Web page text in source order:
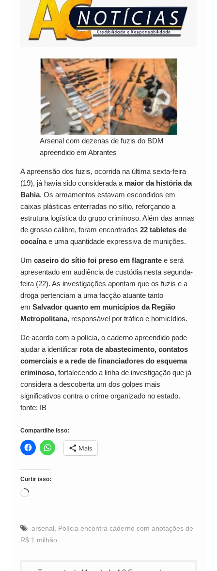
Arsenal com dezenas de fuzis do BDM
apreendido em Abrantes
A apreensão dos fuzis, ocorrida na última sexta-feira
(19), já havia sido considerada a maior da história da
Bahia. Os armamentos estavam escondidos em
caixas plásticas enterradas no sítio, reforçando a
estrutura logística do grupo criminoso. Além das armas
de grosso calibre, foram encontrados 22 tabletes de
cocaínae uma quantidade expressiva de munições.
Um caseiro do sítio foi preso em flagrantee será
apresentado em audiência de custódia nesta segunda-
feira (22). As investigações apontam que os fuzis e a
droga pertenciam a uma facção atuante tanto
em Salvador quanto em municípios da Região
Metropolitana, responsável por tráfico e homicídios.
De acordo com a polícia, o caderno apreendido pode
ajudar a identificar rota de abastecimento, contatos
comerciais e a rede de financiadores do esquema
criminoso, fortalecendo a linha de investigação que já
considera a descoberta um dos golpes mais
significativos contra o crime organizado no estado.
fonte: IB
Compartilhe isso:
Mais
Curtir isso:
Carregando...
arsenal
Polícia encontra caderno com anotações de
R$ 1 milhão
Navegação